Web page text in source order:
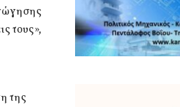
τους»,
της